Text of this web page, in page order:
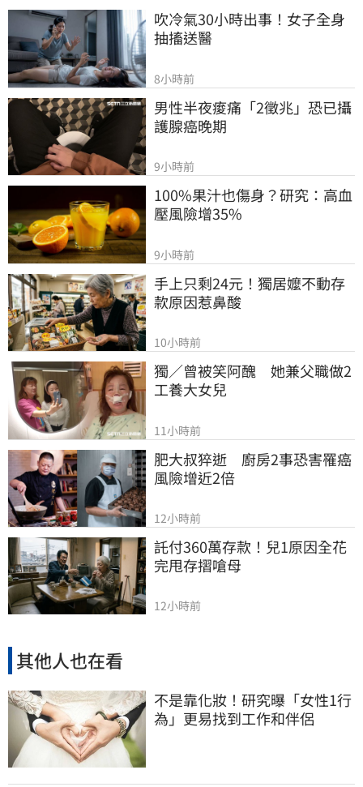
吹冷氣30小時出事！女子全身
抽搐送醫
8小時前
男性半夜痠痛「2徵兆」恐已攝
護腺癌晚期
9小時前
100%果汁也傷身？研究：高血
壓風險增35%
9小時前
手上只剩24元！獨居嬤不動存
款原因惹鼻酸
10小時前
獨／曾被笑阿醜　她兼父職做2
工養大女兒
11小時前
肥大叔猝逝　廚房2事恐害罹癌
風險增近2倍
12小時前
託付360萬存款！兒1原因全花
完甩存摺嗆母
12小時前
其他人也在看
不是靠化妝！研究曝「女性1行
為」更易找到工作和伴侶